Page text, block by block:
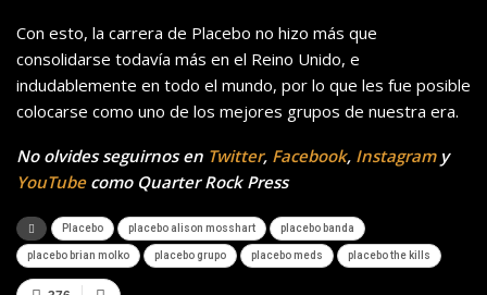
Con esto, la carrera de Placebo no hizo más que
consolidarse todavía más en el Reino Unido, e
indudablemente en todo el mundo, por lo que les fue posible
colocarse como uno de los mejores grupos de nuestra era.
No olvides seguirnos en Twitter, Facebook, Instagramy
YouTubecomo Quarter Rock Press
Placebo placebo alison mosshart placebo banda
placebo brian molko placebo grupo placebo meds placebo the kills